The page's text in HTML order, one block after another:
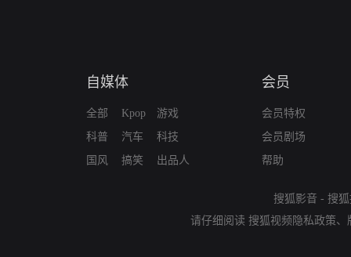
自媒体
全部
科普
国风
Kpop
汽车
搞笑
游戏
科技
出品人
会员
会员特权
会员剧场
帮助
搜狐影音 - 搜
请仔细阅读 搜狐视频隐私政策、